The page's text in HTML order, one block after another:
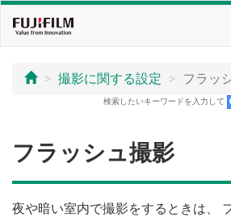
撮影に関する設定 フラッ
検索したいキーワードを入力して
フラッシュ撮影
夜や暗い室内で撮影をするときは、